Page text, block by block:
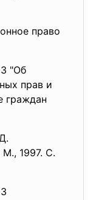
право
"Об
прав и
граждан
М., 1997. С.